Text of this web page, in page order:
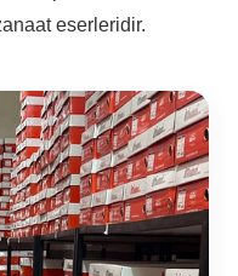
eserleridir.